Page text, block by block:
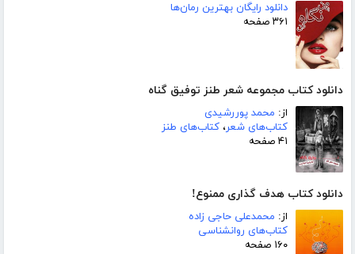
دانلود رایگان بهترین رمان‌ها
۳۶۱ صفحه
دانلود کتاب مجموعه شعر طنز توفیق گناه
از: محمد پوررشیدی
کتاب‌های شعر، کتاب‌های طنز
۴۱ صفحه
دانلود کتاب هدف گذاری ممنوع!
از: محمدعلی حاجی زاده
کتاب‌های روانشناسی
۱۶۰ صفحه